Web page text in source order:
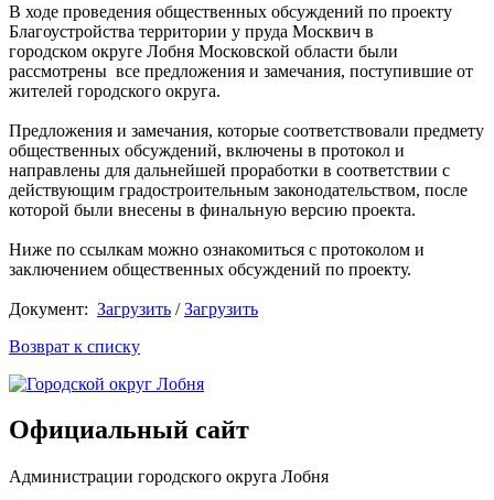
В ходе проведения общественных обсуждений по проекту
Благоустройства территории у пруда Москвич в
городском округе Лобня Московской области были
рассмотрены все предложения и замечания, поступившие от
жителей городского округа.
Предложения и замечания, которые соответствовали предмету
общественных обсуждений, включены в протокол и
направлены для дальнейшей проработки в соответствии с
действующим градостроительным законодательством, после
которой были внесены в финальную версию проекта.
Ниже по ссылкам можно ознакомиться с протоколом и
заключением общественных обсуждений по проекту.
Документ: Загрузить /Загрузить
Возврат к списку
Официальный сайт
Администрации городского округа Лобня